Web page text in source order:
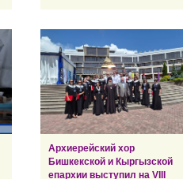
Архиерейский хор
Бишкекской и Кыргызской
епархии выступил на VIII